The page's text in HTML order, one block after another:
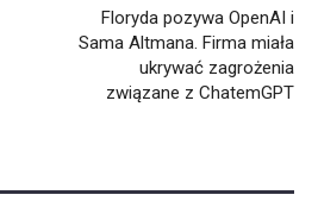
Floryda pozywa OpenAI i
Sama Altmana. Firma miała
ukrywać zagrożenia
związane z ChatemGPT